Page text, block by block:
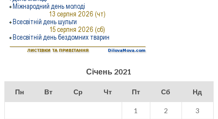
Січень 2021
Пн Вт Ср Чт Пт Сб Нд
1 2 3